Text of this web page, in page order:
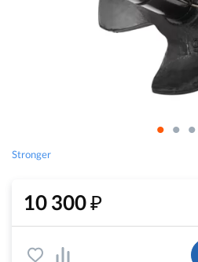
Stronger
10 300₽